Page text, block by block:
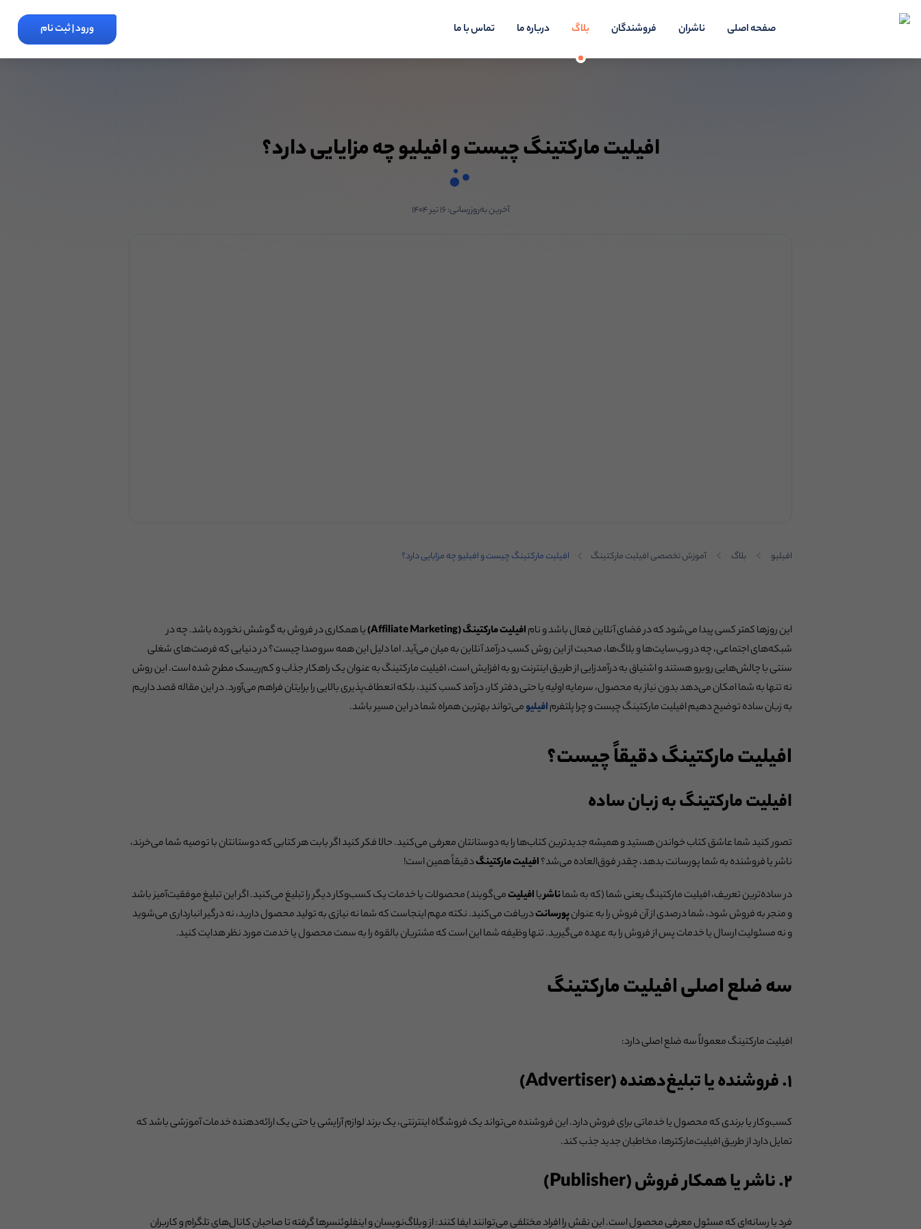
صفحه اصلی ناشران فروشندگان بلاگ درباره ما تماس با ما ورود | ثبت نام
افیلیت مارکتینگ چیست و افیلیو چه مزایایی دارد؟
آخرین به‌روزرسانی:۱۶ تیر ۱۴۰۴
افیلیو بلاگ آموزش تخصصی افیلیت مارکتینگ افیلیت مارکتینگ چیست و افیلیو چه مزایایی دارد؟
این روزها کمتر کسی پیدا می‌شود که در فضای آنلاین فعال باشد و نامافیلیت مارکتینگ (Affiliate Marketing)
یا همکاری در فروش به گوشش نخورده باشد. چه در
شبکه‌های اجتماعی، چه در وب‌سایت‌ها و بلاگ‌ها، صحبت از این روش کسب درآمد آنلاین به میان می‌آید. اما دلیل این همه سروصدا چیست؟ در دنیایی که فرصت‌های شغلی
سنتی با چالش‌هایی روبرو هستند و اشتیاق به درآمدزایی از طریق اینترنت رو به افزایش است، افیلیت مارکتینگ به عنوان یک راهکار جذاب و کم‌ریسک مطرح شده است. این روش
نه تنها به شما امکان می‌دهد بدون نیاز به محصول، سرمایه اولیه یا حتی دفتر کار، درآمد کسب کنید، بلکه انعطاف‌پذیری بالایی را برایتان فراهم می‌آورد. در این مقاله قصد داریم
به زبان ساده توضیح دهیم افیلیت مارکتینگ چیست و چرا پلتفرمافیلیومی‌تواند بهترین همراه شما در این مسیر باشد.
افیلیت مارکتینگ دقیقاً چیست؟
افیلیت مارکتینگ به زبان ساده
تصور کنید شما عاشق کتاب خواندن هستید و همیشه جدیدترین کتاب‌ها را به دوستانتان معرفی می‌کنید. حالا فکر کنید اگر بابت هر کتابی که دوستانتان با توصیه شما می‌خرند،
ناشر یا فروشنده به شما پورسانت بدهد، چقدر فوق‌العاده می‌شد؟افیلیت مارکتینگدقیقاً همین است!
در ساده‌ترین تعریف، افیلیت مارکتینگ یعنی شما (که به شماناشریاافیلیتمی‌گویند) محصولات یا خدمات یک کسب‌وکار دیگر را تبلیغ می‌کنید. اگر این تبلیغ موفقیت‌آمیز باشد
و منجر به فروش شود، شما درصدی از آن فروش را به عنوانپورسانتدریافت می‌کنید. نکته مهم اینجاست که شما نه نیازی به تولید محصول دارید، نه درگیر انبارداری می‌شوید
و نه مسئولیت ارسال یا خدمات پس از فروش را به عهده می‌گیرید. تنها وظیفه شما این است که مشتریان بالقوه را به سمت محصول یا خدمت مورد نظر هدایت کنید.
سه ضلع اصلی افیلیت مارکتینگ
افیلیت مارکتینگ معمولاً سه ضلع اصلی دارد:
۱. فروشنده یا تبلیغ‌دهنده (Advertiser)
کسب‌وکار یا برندی که محصول یا خدماتی برای فروش دارد. این فروشنده می‌تواند یک فروشگاه اینترنتی، یک برند لوازم آرایشی یا حتی یک ارائه‌دهنده خدمات آموزشی باشد که
تمایل دارد از طریق افیلیت‌مارکترها، مخاطبان جدید جذب کند.
۲. ناشر یا همکار فروش (Publisher)
فرد یا رسانه‌ای که مسئول معرفی محصول است. این نقش را افراد مختلفی می‌توانند ایفا کنند: از وبلاگ‌نویسان و اینفلوئنسرها گرفته تا صاحبان کانال‌های تلگرام و کاربران